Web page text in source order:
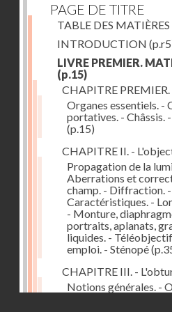
PAGE DE TITRE
TABLE DES MATIÈRES
INTRODUCTION
LIVRE PREMIER.
(p.15)
CHAPITRE
Organes essentiels. -
portatives. - Châssis.
(p.15)
CHAPITRE II. -
Propagation de la
Aberrations et
champ. - Diffraction.
Caractéristiques. -
- Monture,
portraits, aplanats,
liquides. -
emploi. - Sténopé
CHAPITRE III. -
Notions générales. -